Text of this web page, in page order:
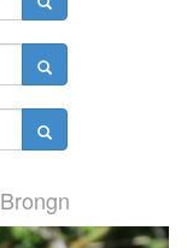
Brongn